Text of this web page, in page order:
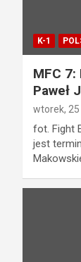
K-1
MFC
Paweł
wtorek,
fot. Fight
jest